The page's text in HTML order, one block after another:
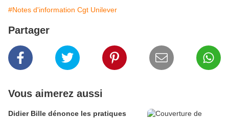
#Notes d'information Cgt Unilever
Partager
Vous aimerez aussi
Didier Bille dénonce les pratiques